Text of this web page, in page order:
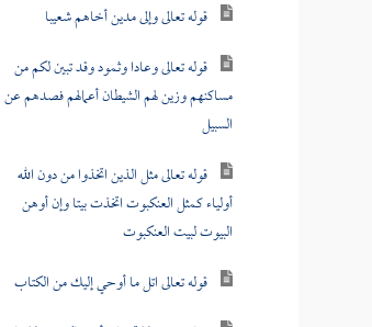
قوله تعالى وإلى مدين أخاهم شعيبا
قوله تعالى وعادا وثمود وقد تبين لكم من
مساكنهم وزين لهم الشيطان أعمالهم فصدهم عن
السبيل
قوله تعالى مثل الذين اتخذوا من دون الله
أولياء كمثل العنكبوت اتخذت بيتا وإن أوهن
البيوت لبيت العنكبوت
قوله تعالى اتل ما أوحي إليك من الكتاب